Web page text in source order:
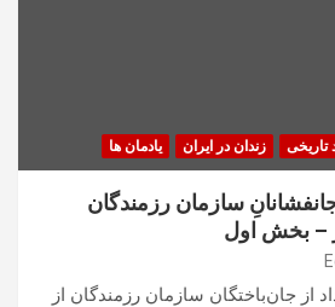
تاریخی زندان در ایران یادمان ها
سازمان رزمندگان
– بخش اول
از جان‌باختگان سازمان رزمندگان از